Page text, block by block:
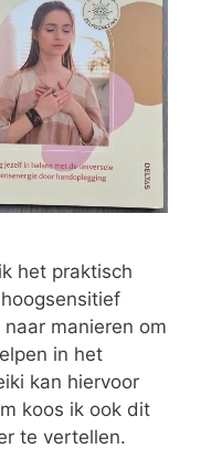
het praktisch
manieren om
in het
kan hiervoor
koos ik ook dit
te vertellen.